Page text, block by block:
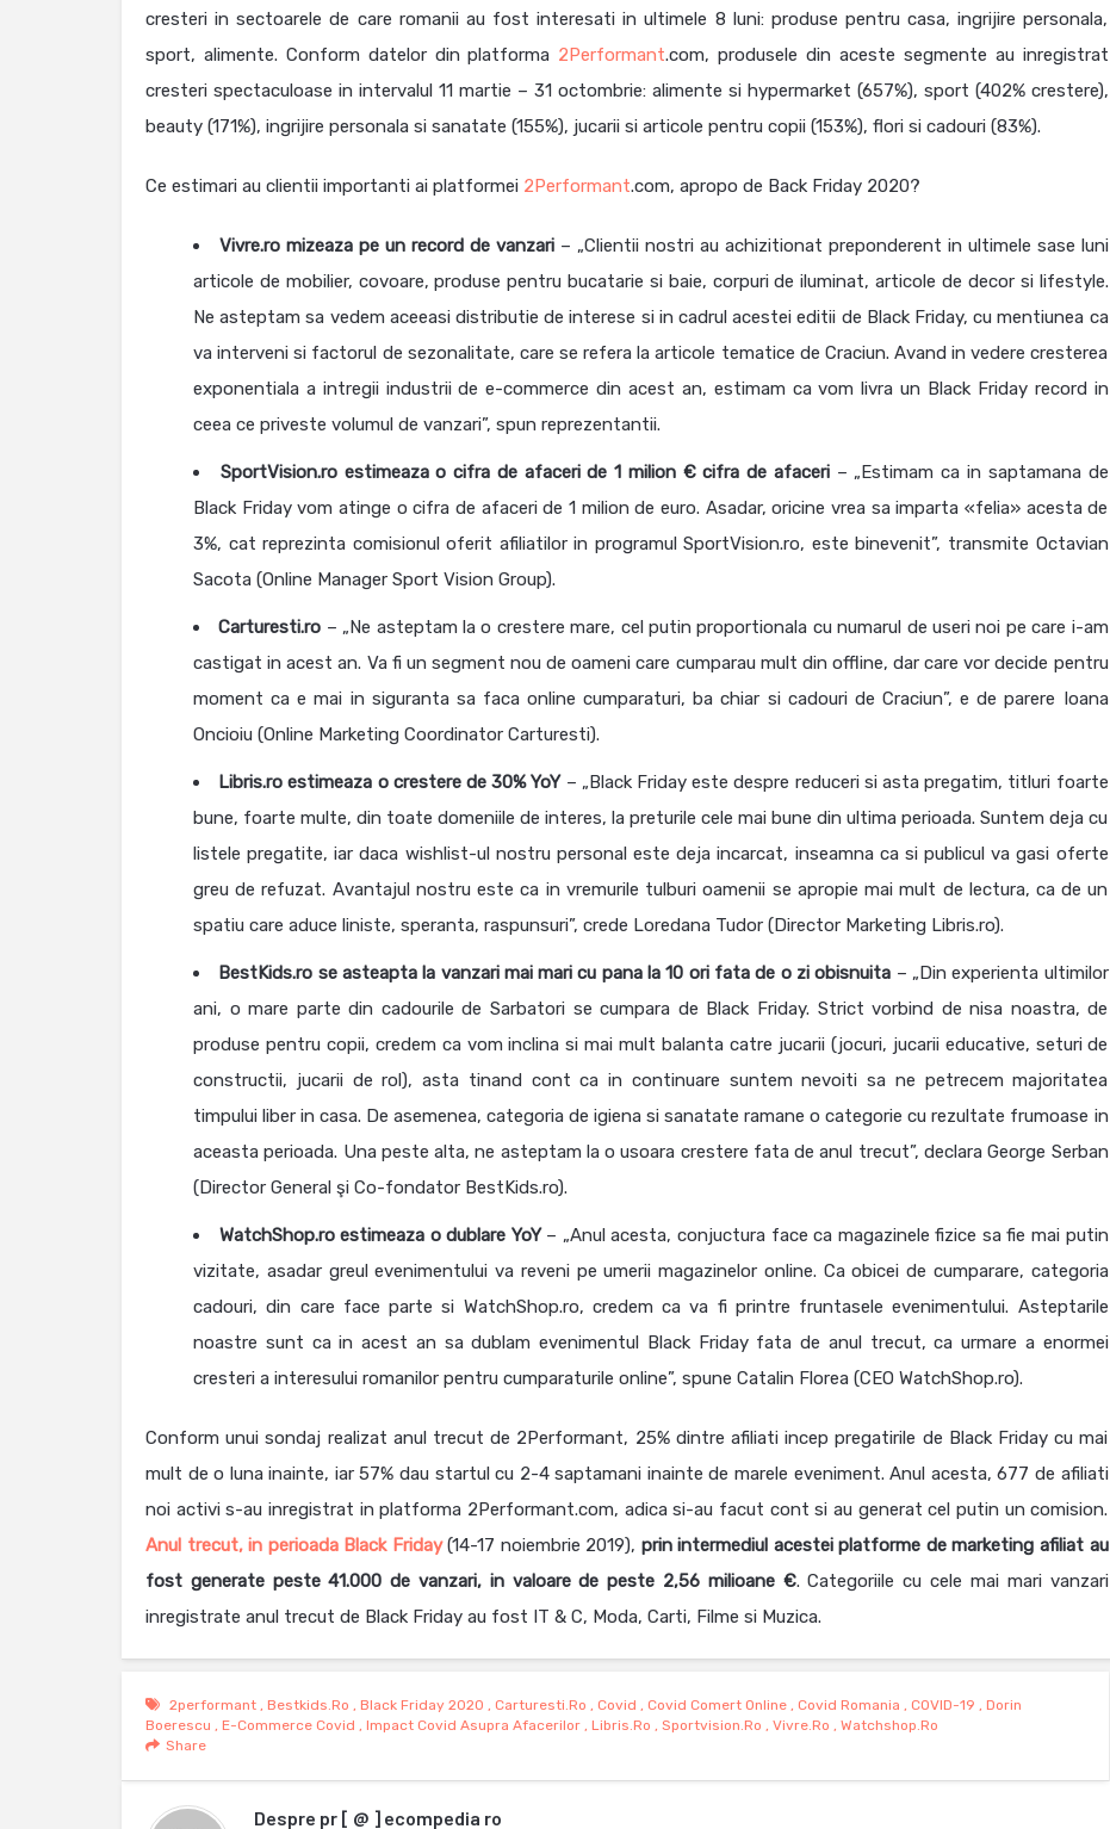
cresteri in sectoarele de care romanii au fost interesati in ultimele 8 luni: produse pentru casa, ingrijire personala,
sport, alimente. Conform datelor din platforma 2Performant.com, produsele din aceste segmente au inregistrat
cresteri spectaculoase in intervalul 11 martie – 31 octombrie: alimente si hypermarket (657%), sport (402% crestere),
beauty (171%), ingrijire personala si sanatate (155%), jucarii si articole pentru copii (153%), flori si cadouri (83%).
Ce estimari au clientii importanti ai platformei 2Performant.com, apropo de Back Friday 2020?
Vivre.ro mizeaza pe un record de vanzari– „Clientii nostri au achizitionat preponderent in ultimele sase luni
articole de mobilier, covoare, produse pentru bucatarie si baie, corpuri de iluminat, articole de decor si lifestyle.
Ne asteptam sa vedem aceeasi distributie de interese si in cadrul acestei editii de Black Friday, cu mentiunea ca
va interveni si factorul de sezonalitate, care se refera la articole tematice de Craciun. Avand in vedere cresterea
exponentiala a intregii industrii de e-commerce din acest an, estimam ca vom livra un Black Friday record in
ceea ce priveste volumul de vanzari”, spun reprezentantii.
SportVision.ro estimeaza o cifra de afaceri de 1 milion € cifra de afaceri – „Estimam ca in saptamana de
Black Friday vom atinge o cifra de afaceri de 1 milion de euro. Asadar, oricine vrea sa imparta «felia» acesta de
3%, cat reprezinta comisionul oferit afiliatilor in programul SportVision.ro, este binevenit”, transmite Octavian
Sacota (Online Manager Sport Vision Group).
Carturesti.ro – „Ne asteptam la o crestere mare, cel putin proportionala cu numarul de useri noi pe care i-am
castigat in acest an. Va fi un segment nou de oameni care cumparau mult din offline, dar care vor decide pentru
moment ca e mai in siguranta sa faca online cumparaturi, ba chiar si cadouri de Craciun”, e de parere Ioana
Oncioiu (Online Marketing Coordinator Carturesti).
Libris.ro estimeaza o crestere de 30% YoY– „Black Friday este despre reduceri si asta pregatim, titluri foarte
bune, foarte multe, din toate domeniile de interes, la preturile cele mai bune din ultima perioada. Suntem deja cu
listele pregatite, iar daca wishlist-ul nostru personal este deja incarcat, inseamna ca si publicul va gasi oferte
greu de refuzat. Avantajul nostru este ca in vremurile tulburi oamenii se apropie mai mult de lectura, ca de un
spatiu care aduce liniste, speranta, raspunsuri”, crede Loredana Tudor (Director Marketing Libris.ro).
BestKids.ro se asteapta la vanzari mai mari cu pana la 10 ori fata de o zi obisnuita – „Din experienta ultimilor
ani, o mare parte din cadourile de Sarbatori se cumpara de Black Friday. Strict vorbind de nisa noastra, de
produse pentru copii, credem ca vom inclina si mai mult balanta catre jucarii (jocuri, jucarii educative, seturi de
constructii, jucarii de rol), asta tinand cont ca in continuare suntem nevoiti sa ne petrecem majoritatea
timpului liber in casa. De asemenea, categoria de igiena si sanatate ramane o categorie cu rezultate frumoase in
aceasta perioada. Una peste alta, ne asteptam la o usoara crestere fata de anul trecut”, declara George Serban
(Director General şi Co-fondator BestKids.ro).
WatchShop.ro estimeaza o dublare YoY– „Anul acesta, conjuctura face ca magazinele fizice sa fie mai putin
vizitate, asadar greul evenimentului va reveni pe umerii magazinelor online. Ca obicei de cumparare, categoria
cadouri, din care face parte si WatchShop.ro, credem ca va fi printre fruntasele evenimentului. Asteptarile
noastre sunt ca in acest an sa dublam evenimentul Black Friday fata de anul trecut, ca urmare a enormei
cresteri a interesului romanilor pentru cumparaturile online”, spune Catalin Florea (CEO WatchShop.ro).
Conform unui sondaj realizat anul trecut de 2Performant, 25% dintre afiliati incep pregatirile de Black Friday cu mai
mult de o luna inainte, iar 57% dau startul cu 2-4 saptamani inainte de marele eveniment. Anul acesta, 677 de afiliati
noi activi s-au inregistrat in platforma 2Performant.com, adica si-au facut cont si au generat cel putin un comision.
Anul trecut, in perioada Black Friday(14-17 noiembrie 2019), prin intermediul acestei platforme de marketing afiliat au
fost generate peste 41.000 de vanzari, in valoare de peste 2,56 milioane €. Categoriile cu cele mai mari vanzari
inregistrate anul trecut de Black Friday au fost IT & C, Moda, Carti, Filme si Muzica.
2performant , Bestkids.ro , Black Friday 2020 , Carturesti.ro , Covid , Covid Comert Online , Covid Romania , COVID-19 , Dorin
Boerescu , E-Commerce Covid , Impact Covid Asupra Afacerilor , Libris.ro , Sportvision.ro , Vivre.ro , Watchshop.ro
Share
Despre pr [ @ ] ecompedia ro